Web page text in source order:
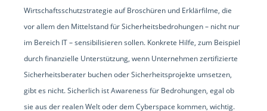
Wirtschaftsschutzstrategie auf Broschüren und Erklärfilme, die
vor allem den Mittelstand für Sicherheitsbedrohungen – nicht nur
im Bereich IT – sensibilisieren sollen. Konkrete Hilfe, zum Beispiel
durch finanzielle Unterstützung, wenn Unternehmen zertifizierte
Sicherheitsberater buchen oder Sicherheitsprojekte umsetzen,
gibt es nicht. Sicherlich ist Awareness für Bedrohungen, egal ob
sie aus der realen Welt oder dem Cyberspace kommen, wichtig.